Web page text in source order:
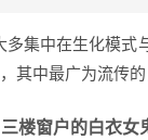
多集中在生化模
其中最广为流传的
楼窗户的白衣女